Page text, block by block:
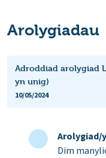
Arolygiadau
Adroddiad arolygiad
yn unig)
10/05/2024
Arolygiad/
Dim